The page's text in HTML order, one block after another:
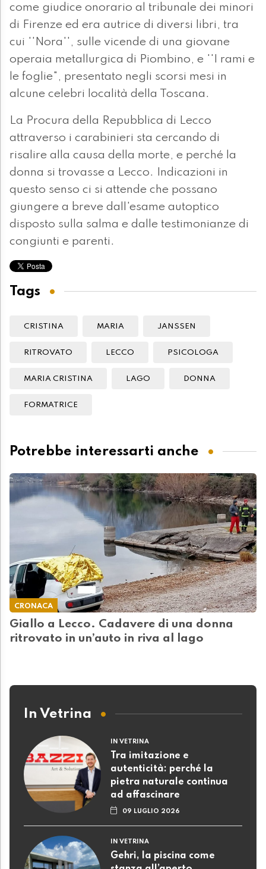
come giudice onorario al tribunale dei minori
di Firenze ed era autrice di diversi libri, tra
cui ''Nora'', sulle vicende di una giovane
operaia metallurgica di Piombino, e ''I rami e
le foglie", presentato negli scorsi mesi in
alcune celebri località della Toscana.
La Procura della Repubblica di Lecco
attraverso i carabinieri sta cercando di
risalire alla causa della morte, e perché la
donna si trovasse a Lecco. Indicazioni in
questo senso ci si attende che possano
giungere a breve dall'esame autoptico
disposto sulla salma e dalle testimonianze di
congiunti e parenti.
Tags
CRISTINA MARIA JANSSEN
RITROVATO LECCO PSICOLOGA
MARIA CRISTINA LAGO DONNA
FORMATRICE
Potrebbe interessarti anche
CRONACA
Giallo a Lecco. Cadavere di una donna
ritrovato in un’auto in riva al lago
In Vetrina
IN VETRINA
Tra imitazione e
autenticità: perché la
pietra naturale continua
ad affascinare
09 LUGLIO 2026
IN VETRINA
Gehri, la piscina come